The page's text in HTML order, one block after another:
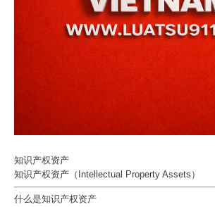
知识产权资产
知识产权资产（Intellectual Property Assets）
什么是知识产权资产